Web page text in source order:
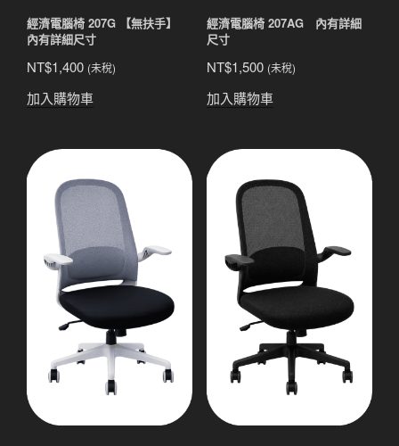
經濟電腦椅 207G 【無扶手】
內有詳細尺寸
NT$1,400 (未稅)
加入購物車
經濟電腦椅 207AG 內有詳細
尺寸
NT$1,500 (未稅)
加入購物車